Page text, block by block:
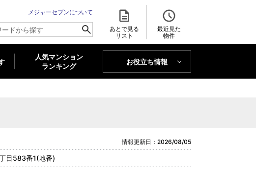
メジャーセブンについて
あとで見る
リスト
最近見た
物件
人気マンション
ランキング
お役立ち情報
MAJOR'S BLOG
情報更新日：2026/08/05
目583番1(地番)